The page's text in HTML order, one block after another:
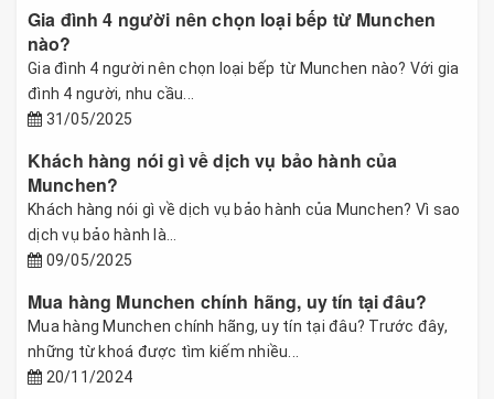
Gia đình 4 người nên chọn loại bếp từ Munchen
nào?
Gia đình 4 người nên chọn loại bếp từ Munchen nào? Với gia
đình 4 người, nhu cầu...
31/05/2025
Khách hàng nói gì về dịch vụ bảo hành của
Munchen?
Khách hàng nói gì về dịch vụ bảo hành của Munchen? Vì sao
dịch vụ bảo hành là...
09/05/2025
Mua hàng Munchen chính hãng, uy tín tại đâu?
Mua hàng Munchen chính hãng, uy tín tại đâu? Trước đây,
những từ khoá được tìm kiếm nhiều...
20/11/2024